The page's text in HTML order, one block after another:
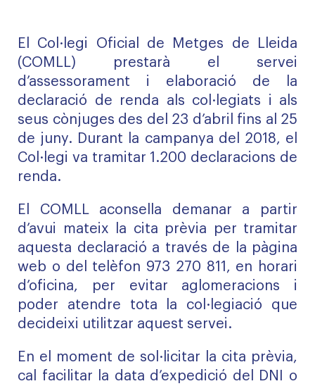
El Col·legi Oficial de Metges de Lleida
(COMLL) prestarà el servei
d’assessorament i elaboració de la
declaració de renda als col·legiats i als
seus cònjuges des del 23 d’abril fins al 25
de juny. Durant la campanya del 2018, el
Col·legi va tramitar 1.200 declaracions de
renda.
El COMLL aconsella demanar a partir
d’avui mateix la cita prèvia per tramitar
aquesta declaració a través de la pàgina
web o del telèfon 973 270 811, en horari
d’oficina, per evitar aglomeracions i
poder atendre tota la col·legiació que
decideixi utilitzar aquest servei.
En el moment de sol·licitar la cita prèvia,
cal facilitar la data d’expedició del DNI o